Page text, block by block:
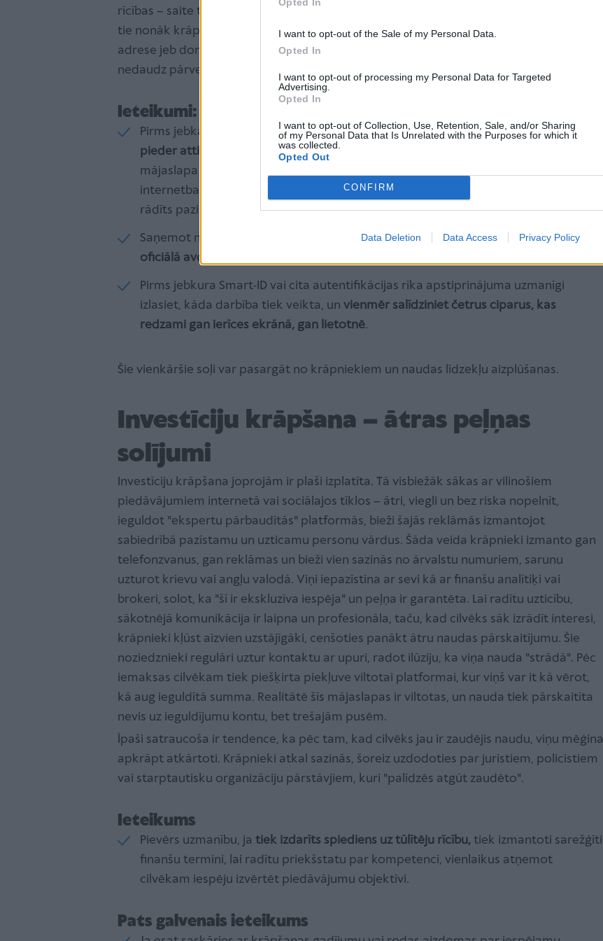
I want to opt-out of the Sale of my Personal Data.
Opted In
I want to opt-out of processing my Personal Data for Targeted
Advertising.
Opted In
I want to opt-out of Collection, Use, Retention, Sale, and/or Sharing
of my Personal Data that Is Unrelated with the Purposes for which it
was collected.
Opted Out
CONFIRM
Data Deletion Data Access Privacy Policy
rīcības – saite tiek atvērta, lietotājs ievada savus internetbankas datus, bet rezultātā
tie nonāk krāpnieku rokās. Svarīgs elements krāpniecības atpazīšanā ir mājaslapas
adrese jeb domēns. Viltotās vietnēs bieži tiek izmantoti neloģiski, aizdomīgi vai
nedaudz pārveidoti nosaukumi, kas atšķiras no oficiālajiem.
Ieteikumi:
Pirms jebkādu datu ievades ir būtiskipārliecināties, vai atvērtā mājaslapa tiešām
pieder attiecīgajai organizācijai. Tāpat krāpnieku vietne nedarbojas kā īsta
mājaslapa – tajā izveidota tikai pirmā lapa un iespējams tikai ievadīt
internetbankas pieejas datus. Pēc tam vietnē rādās kļūdas paziņojumi vai tiek
rādīts paziņojums, ka lapas saturs lādējas.
Saņemot negaidītu īsziņu, svarīgākais ir saglabāt modrību unpārbaudīt tās saturu
oficiālā avotā
Pirms jebkura Smart-ID vai cita autentifikācijas rīka apstiprinājuma uzmanīgi
izlasiet, kāda darbība tiek veikta, un vienmēr salīdziniet četrus ciparus, kas
redzami gan ierīces ekrānā, gan lietotnē.
Šie vienkāršie soļi var pasargāt no krāpniekiem un naudas līdzekļu aizplūšanas.
Investīciju krāpšana – ātras peļņas
solījumi
Investīciju krāpšana joprojām ir plaši izplatīta. Tā visbiežāk sākas ar vilinošiem
piedāvājumiem internetā vai sociālajos tīklos – ātri, viegli un bez riska nopelnīt,
ieguldot "ekspertu pārbaudītās" platformās, bieži šajās reklāmās izmantojot
sabiedrībā pazīstamu un uzticamu personu vārdus. Šāda veida krāpnieki izmanto gan
telefonzvanus, gan reklāmas un bieži vien sazinās no ārvalstu numuriem, sarunu
uzturot krievu vai angļu valodā. Viņi iepazīstina ar sevi kā ar finanšu analītiķi vai
brokeri, solot, ka "šī ir ekskluzīva iespēja" un peļņa ir garantēta. Lai radītu uzticību,
sākotnējā komunikācija ir laipna un profesionāla, taču, kad cilvēks sāk izrādīt interesi,
krāpnieki kļūst aizvien uzstājīgāki, cenšoties panākt ātru naudas pārskaitījumu. Šie
noziedznieki regulāri uztur kontaktu ar upuri, radot ilūziju, ka viņa nauda "strādā". Pēc
iemaksas cilvēkam tiek piešķirta piekļuve viltotai platformai, kur viņš var it kā vērot,
kā aug ieguldītā summa. Realitātē šīs mājaslapas ir viltotas, un nauda tiek pārskaitīta
nevis uz ieguldījumu kontu, bet trešajām pusēm.
Īpaši satraucoša ir tendence, ka pēc tam, kad cilvēks jau ir zaudējis naudu, viņu mēģina
apkrāpt atkārtoti. Krāpnieki atkal sazinās, šoreiz uzdodoties par juristiem, policistiem
vai starptautisku organizāciju pārstāvjiem, kuri "palīdzēs atgūt zaudēto".
Ieteikums
Pievērs uzmanību, ja tiek izdarīts spiediens uz tūlītēju rīcību, tiek izmantoti sarežģīti
finanšu termini, lai radītu priekšstatu par kompetenci, vienlaikus atņemot
cilvēkam iespēju izvērtēt piedāvājumu objektīvi.
Pats galvenais ieteikums